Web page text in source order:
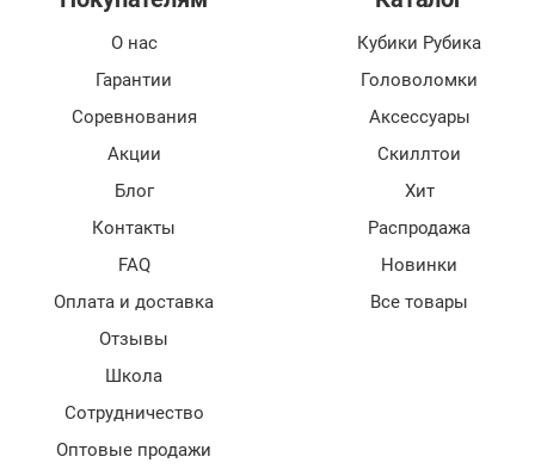
О нас
Гарантии
Соревнования
Акции
Блог
Контакты
FAQ
Оплата и доставка
Отзывы
Школа
Сотрудничество
Оптовые продажи
Кубики Рубика
Головоломки
Аксессуары
Скиллтои
Хит
Распродажа
Новинки
Все товары